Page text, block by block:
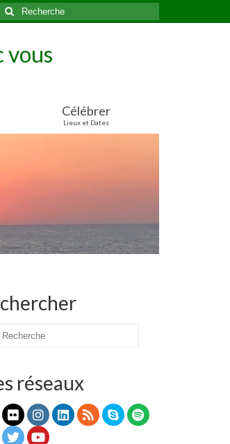
Rechercher
vous
Célébrer
Lieux et Dates
réseaux